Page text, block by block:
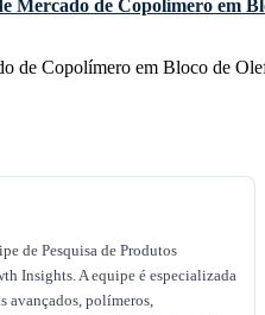
Mercado de Copolímero em
de Copolímero em Bloco de
de Pesquisa de Produtos
Insights. A equipe é especializada
avançados, polímeros,